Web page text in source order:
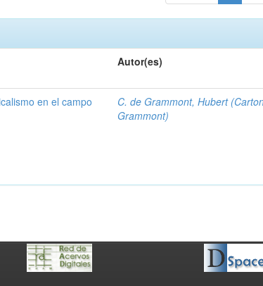
Autor(es)
en el campo
C. de Grammont, Hubert
Grammont)